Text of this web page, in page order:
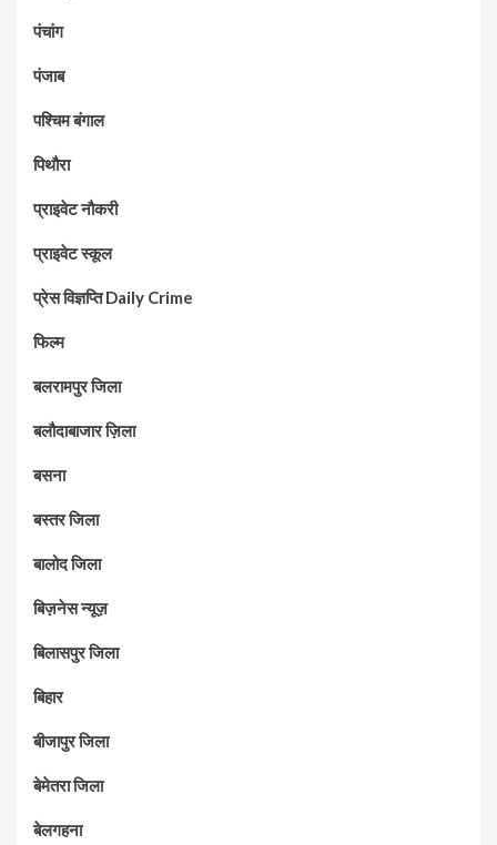
पंचांग
पंजाब
पश्चिम बंगाल
पिथौरा
प्राइवेट नौकरी
प्राइवेट स्कूल
प्रेस विज्ञप्ति Daily Crime
फिल्म
बलरामपुर जिला
बलौदाबाजार ज़िला
बसना
बस्तर जिला
बालोद जिला
बिज़नेस न्यूज़
बिलासपुर जिला
बिहार
बीजापुर जिला
बेमेतरा जिला
बेलगहना